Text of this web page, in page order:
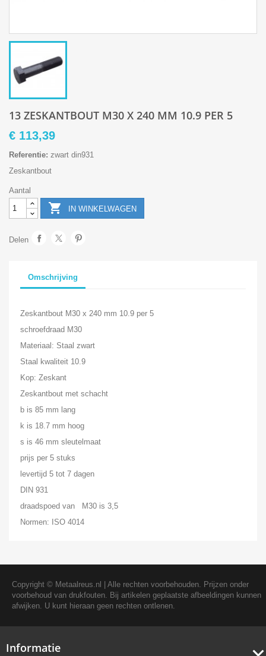
13 ZESKANTBOUT M30 X 240 MM 10.9 PER 5
€ 113,39
Referentie: zwart din931
Zeskantbout
Aantal
 IN WINKELWAGEN
Delen
Omschrijving
Zeskantbout M30 x 240 mm 10.9 per 5
schroefdraad M30
Materiaal: Staal zwart
Staal kwaliteit 10.9
Kop: Zeskant
Zeskantbout met schacht
b is 85 mm lang
k is 18.7 mm hoog
s is 46 mm sleutelmaat
prijs per 5 stuks
levertijd 5 tot 7 dagen
DIN 931
draadspoed van M30 is 3,5
Normen: ISO 4014
Copyright © Metaalreus.nl
| Alle rechten voorbehouden. Prijzen onder
voorbehoud van drukfouten. Bij artikelen geplaatste afbeeldingen kunnen
afwijken. U kunt hieraan geen rechten ontlenen.
Informatie